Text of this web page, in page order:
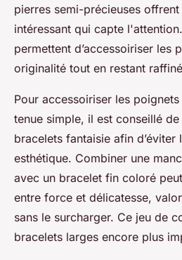
pierres semi-précieuses
intéressant qui capte
permettent d’accessoiriser les
originalité tout en restant
Pour accessoiriser les
tenue simple, il est conseillé
bracelets fantaisie afin d’éviter
esthétique. Combiner une
avec un bracelet fin coloré
entre force et délicatesse,
sans le surcharger. Ce jeu de
bracelets larges encore plus